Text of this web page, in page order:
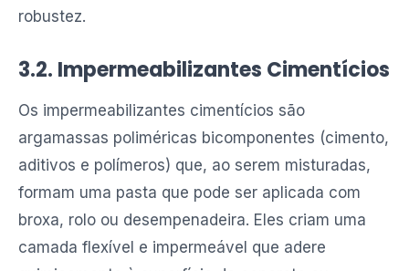
robustez.
3.2. Impermeabilizantes Cimentícios
Os impermeabilizantes cimentícios são
argamassas poliméricas bicomponentes (cimento,
aditivos e polímeros) que, ao serem misturadas,
formam uma pasta que pode ser aplicada com
broxa, rolo ou desempenadeira. Eles criam uma
camada flexível e impermeável que adere